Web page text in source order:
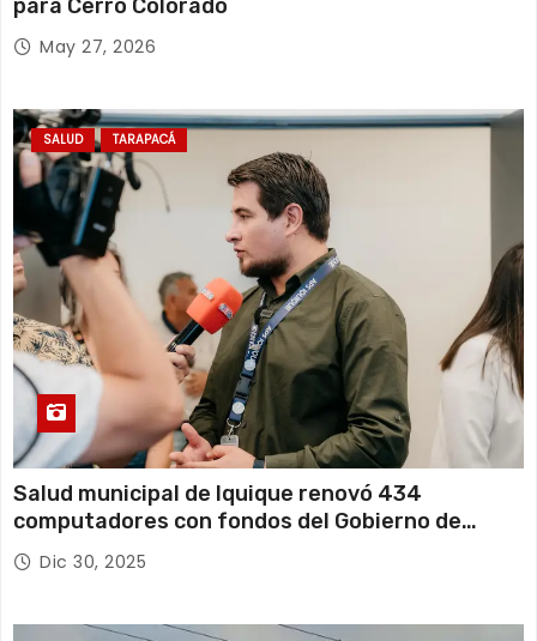
para Cerro Colorado
May 27, 2026
SALUD TARAPACÁ
Salud municipal de Iquique renovó 434
computadores con fondos del Gobierno de
Tarapacá
Dic 30, 2025